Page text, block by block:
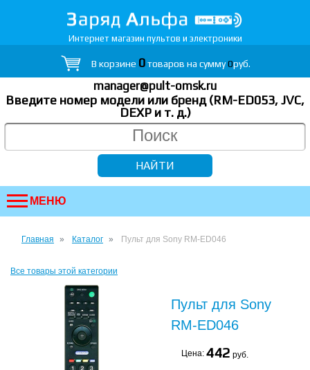
Интернет магазин пультов и электроники
В корзине 0товаров на сумму0руб.
manager@pult-omsk.ru
Введите номер модели или бренд (RM-ED053, JVC,
DEXP и т. д.)
МЕНЮ
Главная Каталог Пульт для Sony RM-ED046
Все товары этой категории
Пульт для Sony
RM-ED046
Цена: 442 руб.